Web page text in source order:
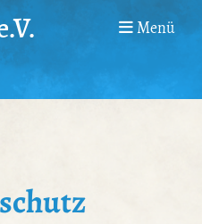
Menü